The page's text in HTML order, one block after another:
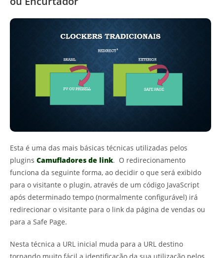
Esta é uma das mais básicas técnicas utilizadas pelos
plugins Camufladores de link. O redirecionamento
funciona da seguinte forma, ao decidir o que será exibido
para o visitante o plugin, através de um código JavaScript
após determinado tempo (normalmente configurável) irá
redirecionar o visitante para o link da página de vendas ou
para a Safe Page.
Nesta técnica a URL inicial muda para a URL destino